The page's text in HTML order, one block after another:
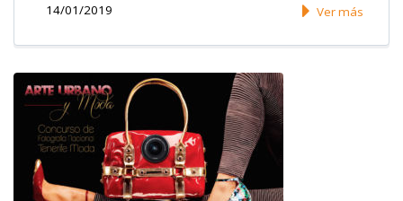
14/01/2019 Ver más